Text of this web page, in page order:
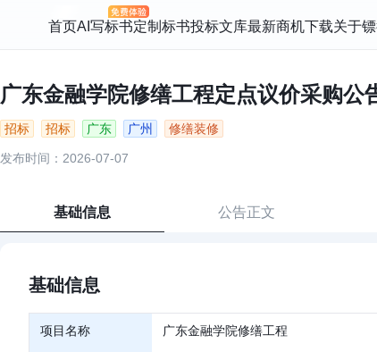
首页AI写标书定制标书投标文库最新商机下载关于
广东金融学院修缮工程定点议价采购公
招标 招标 广东 广州 修缮装修
发布时间：2026-07-07
基础信息 公告正文
基础信息
项目名称 广东金融学院修缮工程